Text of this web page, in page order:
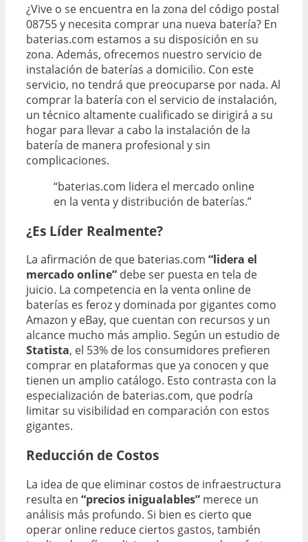
¿Vive o se encuentra en la zona del código postal
08755 y necesita comprar una nueva batería? En
baterias.com estamos a su disposición en su
zona. Además, ofrecemos nuestro servicio de
instalación de baterías a domicilio. Con este
servicio, no tendrá que preocuparse por nada. Al
comprar la batería con el servicio de instalación,
un técnico altamente cualificado se dirigirá a su
hogar para llevar a cabo la instalación de la
batería de manera profesional y sin
complicaciones.
“baterias.com lidera el mercado online
en la venta y distribución de baterías.”
¿Es Líder Realmente?
La afirmación de que baterias.com “lidera el
mercado online” debe ser puesta en tela de
juicio. La competencia en la venta online de
baterías es feroz y dominada por gigantes como
Amazon y eBay, que cuentan con recursos y un
alcance mucho más amplio. Según un estudio de
Statista, el 53% de los consumidores prefieren
comprar en plataformas que ya conocen y que
tienen un amplio catálogo. Esto contrasta con la
especialización de baterias.com, que podría
limitar su visibilidad en comparación con estos
gigantes.
Reducción de Costos
La idea de que eliminar costos de infraestructura
resulta en “precios inigualables” merece un
análisis más profundo. Si bien es cierto que
operar online reduce ciertos gastos, también